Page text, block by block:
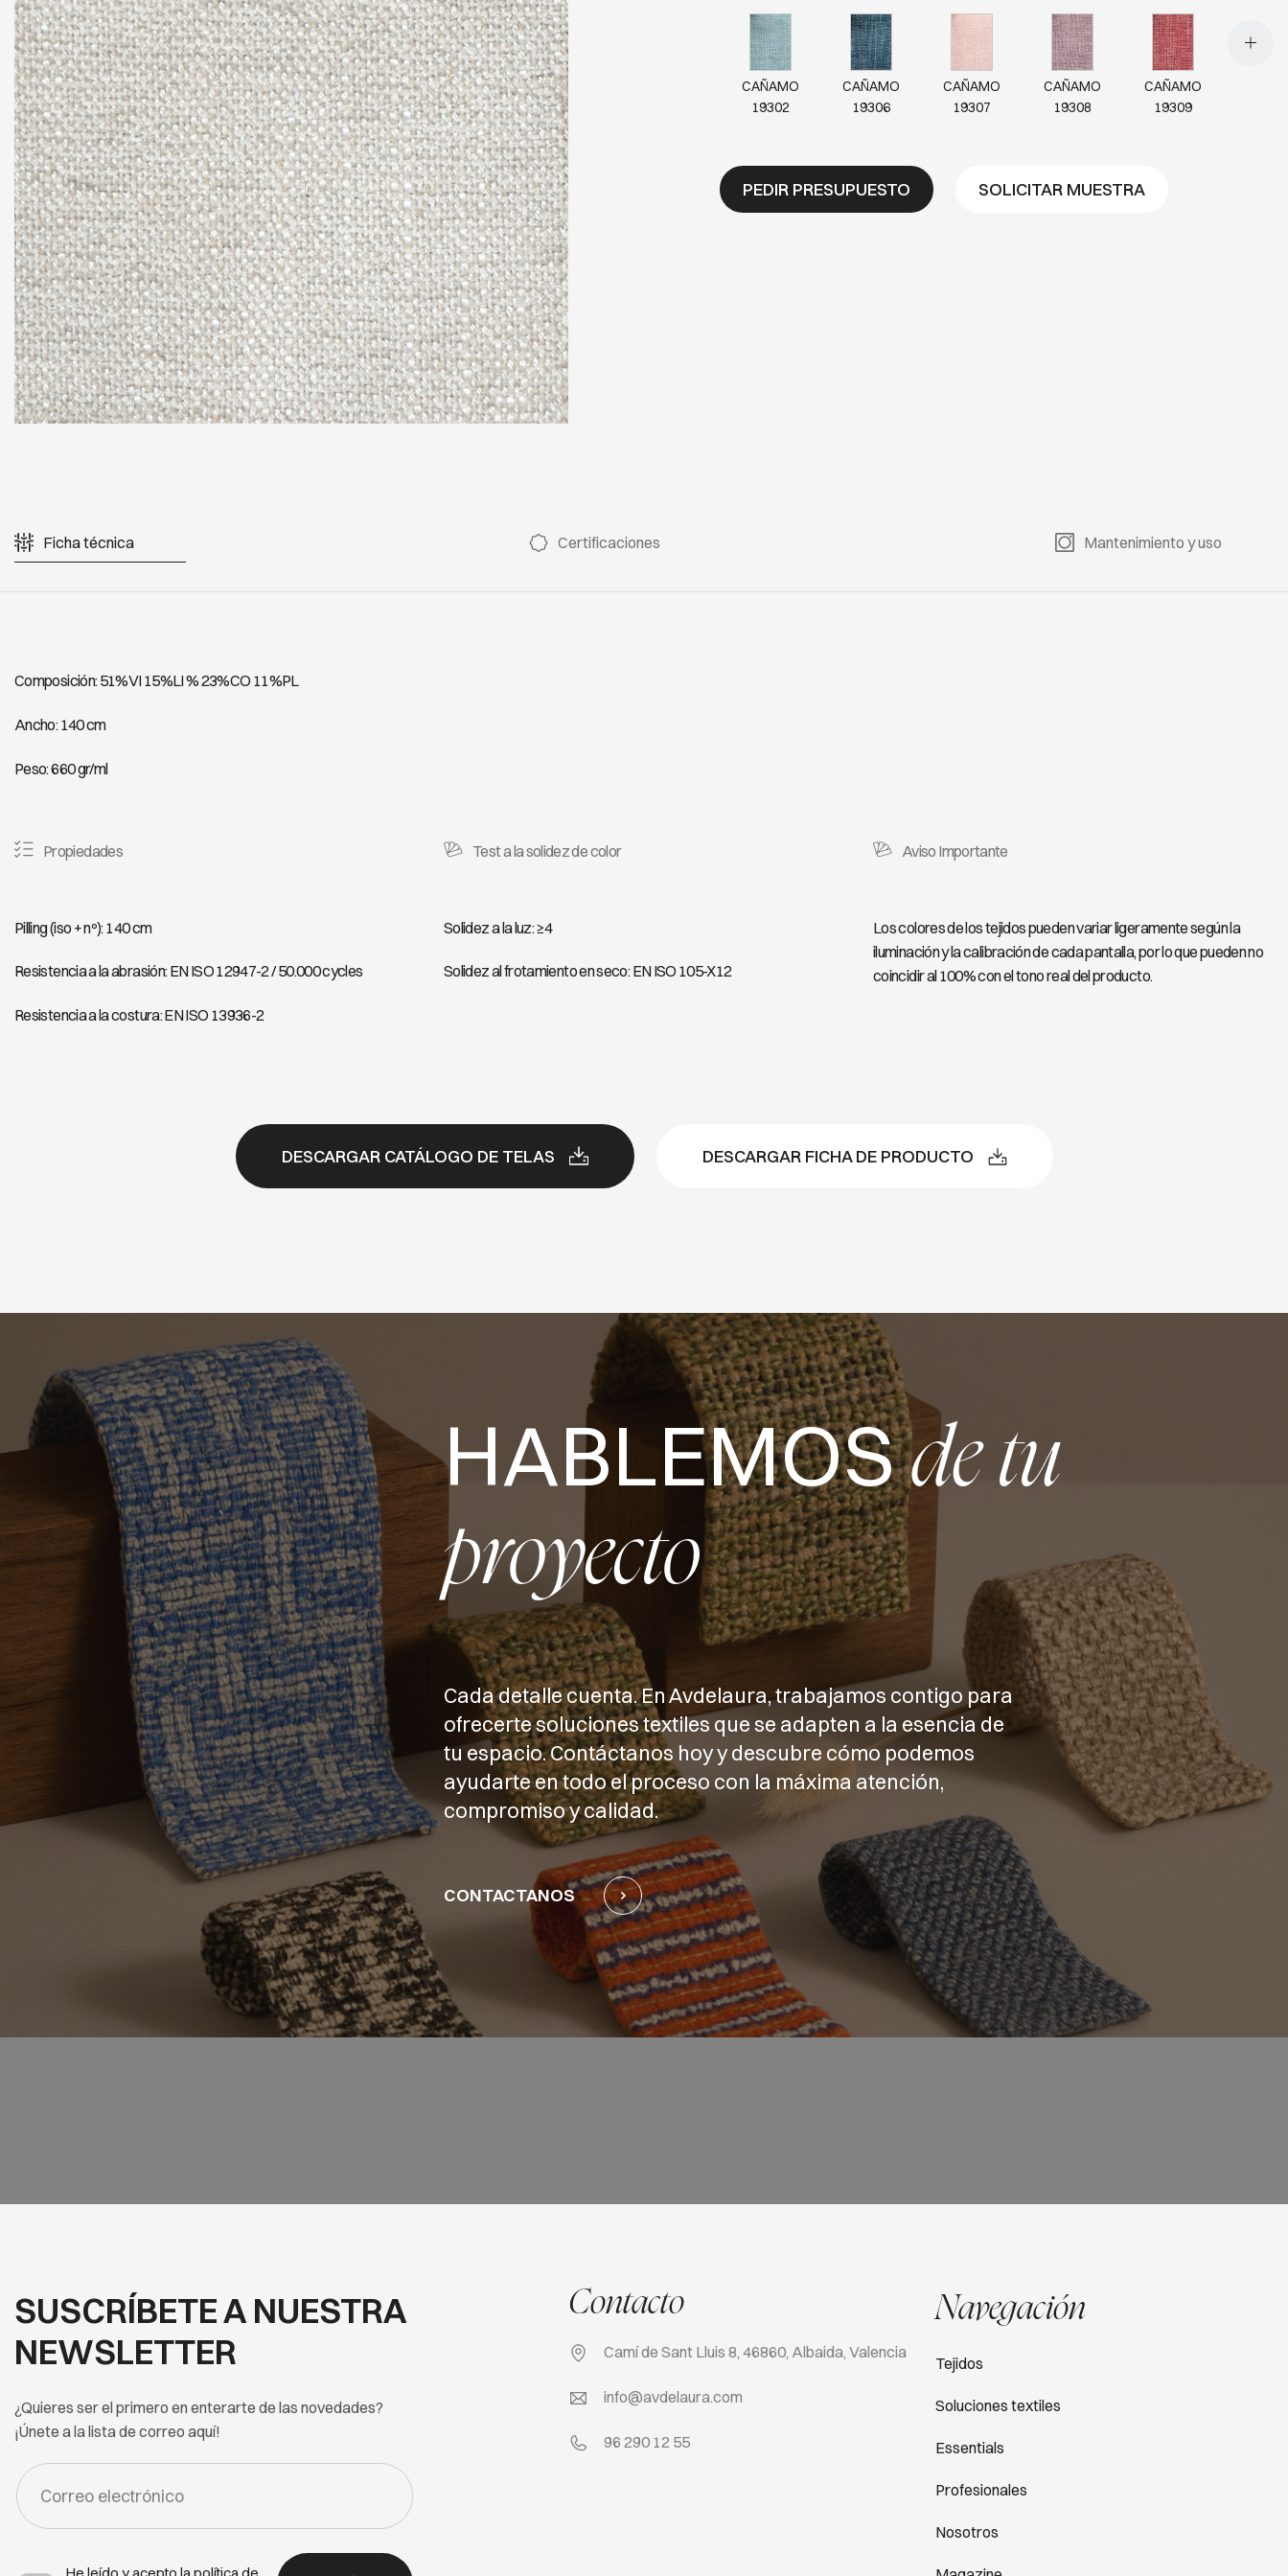
CAÑAMO
19302
CAÑAMO
19306
CAÑAMO
19307
CAÑAMO
19308
CAÑAMO
19309
PEDIR PRESUPUESTO SOLICITAR MUESTRA
Ficha técnica Certificaciones Mantenimiento y uso
Composición: 51%VI 15%LI % 23%CO 11%PL
Ancho: 140 cm
Peso: 660 gr/ml
Propiedades
Pilling (iso + nº): 140 cm
Resistencia a la abrasión: EN ISO 12947-2 / 50.000 cycles
Resistencia a la costura: EN ISO 13936-2
Test a la solidez de color
Solidez a la luz: ≥4
Solidez al frotamiento en seco: EN ISO 105-X12
Aviso Importante
Los colores de los tejidos pueden variar ligeramente según la
iluminación y la calibración de cada pantalla, por lo que pueden no
coincidir al 100% con el tono real del producto.
DESCARGAR CATÁLOGO DE TELAS DESCARGAR FICHA DE PRODUCTO
HABLEMOSde tu
proyecto
Cada detalle cuenta. En Avdelaura, trabajamos contigo para
ofrecerte soluciones textiles que se adapten a la esencia de
tu espacio. Contáctanos hoy y descubre cómo podemos
ayudarte en todo el proceso con la máxima atención,
compromiso y calidad.
CONTACTANOS
SUSCRÍBETE A NUESTRA
NEWSLETTER
¿Quieres ser el primero en enterarte de las novedades?
¡Únete a la lista de correo aquí!
FORM
-
NEWSLETTER
Contacto
Camí de Sant Lluis 8, 46860, Albaida, Valencia
info@avdelaura.com
96 290 12 55
Navegación
Tejidos
Soluciones textiles
Essentials
Profesionales
Nosotros